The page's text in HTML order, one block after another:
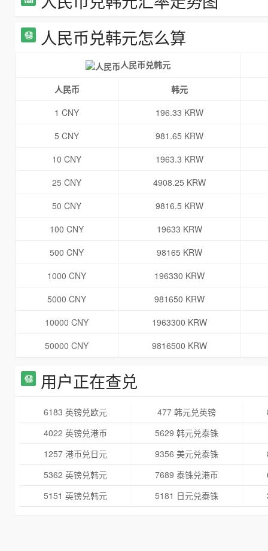
人民币兑韩元怎么算
人民币兑韩元
人民币
韩元
1 CNY
196.33 KRW
5 CNY
981.65 KRW
10 CNY
1963.3 KRW
25 CNY
4908.25 KRW
50 CNY
9816.5 KRW
100 CNY
19633 KRW
500 CNY
98165 KRW
1000 CNY
196330 KRW
5000 CNY
981650 KRW
10000 CNY
1963300 KRW
50000 CNY
9816500 KRW
用户正在查兑
6183 英镑兑欧元 477 韩元兑英镑
4022 英镑兑港币
5629 韩元兑泰铢
1257 港币兑日元
9356 美元兑泰铢
5362 英镑兑韩元
7689 泰铢兑港币
5151 英镑兑韩元
5181 日元兑泰铢